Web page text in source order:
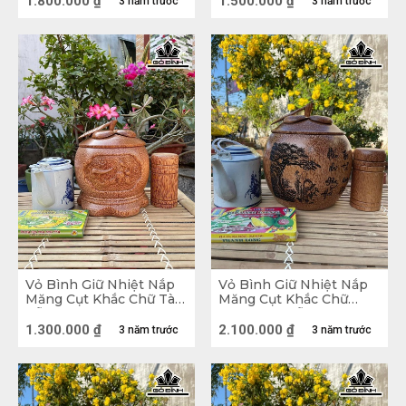
các thành viên.
Vỏ Bình Giữ Nhiệt Nắp
Măng Cụt Khắc Chữ Tài
Gỗ Dừa Loại 0,8 Lít
3 năm trước
1.300.000 ₫
Vỏ Bình Giữ Nhiệt Nắp
Măng Cụt Khắc Chữ
Phúc Thọ Gỗ Dừa Loại
2,5 Lít
3 năm trước
2.100.000 ₫